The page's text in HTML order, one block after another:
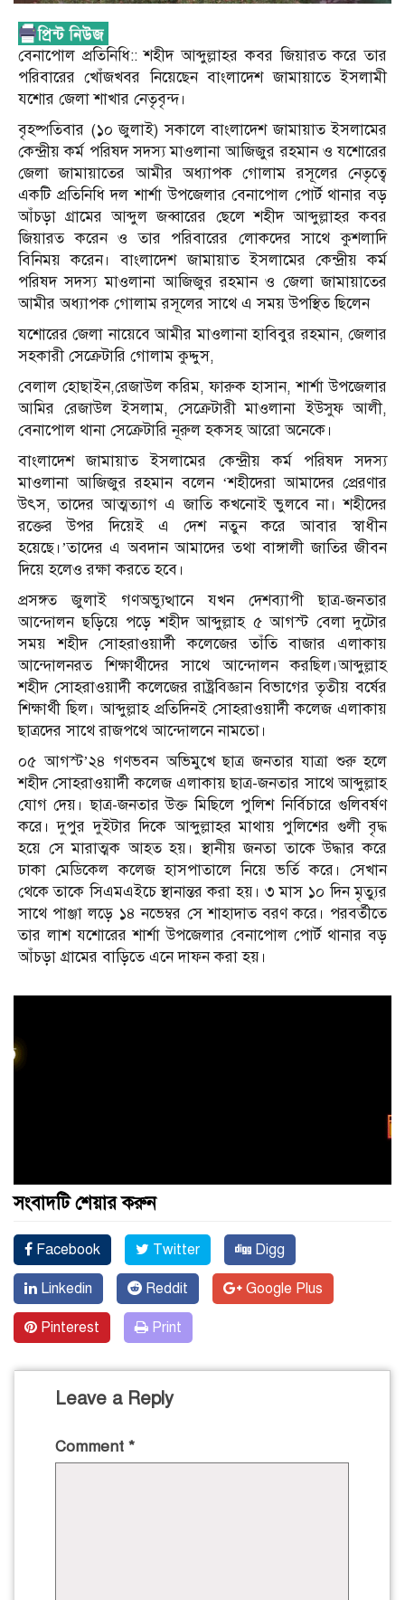
বেনাপোল প্রতিনিধি:: শহীদ আব্দুল্লাহর কবর জিয়ারত করে তার
পরিবারের খোঁজখবর নিয়েছেন বাংলাদেশ জামায়াতে ইসলামী
যশোর জেলা শাখার নেতৃবৃন্দ।
বৃহষ্পতিবার (১০ জুলাই) সকালে বাংলাদেশ জামায়াত ইসলামের
কেন্দ্রীয় কর্ম পরিষদ সদস্য মাওলানা আজিজুর রহমান ও যশোরের
জেলা জামায়াতের আমীর অধ্যাপক গোলাম রসূলের নেতৃত্বে
একটি প্রতিনিধি দল শার্শা উপজেলার বেনাপোল পোর্ট থানার বড়
আঁচড়া গ্রামের আব্দুল জব্বারের ছেলে শহীদ আব্দুল্লাহর কবর
জিয়ারত করেন ও তার পরিবারের লোকদের সাথে কুশলাদি
বিনিময় করেন। বাংলাদেশ জামায়াত ইসলামের কেন্দ্রীয় কর্ম
পরিষদ সদস্য মাওলানা আজিজুর রহমান ও জেলা জামায়াতের
আমীর অধ্যাপক গোলাম রসূলের সাথে এ সময় উপস্থিত ছিলেন
যশোরের জেলা নায়েবে আমীর মাওলানা হাবিবুর রহমান, জেলার
সহকারী সেক্রেটারি গোলাম কুদ্দুস,
বেলাল হোছাইন,রেজাউল করিম, ফারুক হাসান, শার্শা উপজেলার
আমির রেজাউল ইসলাম, সেক্রেটারী মাওলানা ইউসুফ আলী,
বেনাপোল থানা সেক্রেটারি নূরুল হকসহ আরো অনেকে।
বাংলাদেশ জামায়াত ইসলামের কেন্দ্রীয় কর্ম পরিষদ সদস্য
মাওলানা আজিজুর রহমান বলেন ‘শহীদেরা আমাদের প্রেরণার
উৎস, তাদের আত্মত্যাগ এ জাতি কখনোই ভুলবে না। শহীদের
রক্তের উপর দিয়েই এ দেশ নতুন করে আবার স্বাধীন
হয়েছে।’তাদের এ অবদান আমাদের তথা বাঙ্গালী জাতির জীবন
দিয়ে হলেও রক্ষা করতে হবে।
প্রসঙ্গত জুলাই গণঅভ্যুত্থানে যখন দেশব্যাপী ছাত্র-জনতার
আন্দোলন ছড়িয়ে পড়ে শহীদ আব্দুল্লাহ ৫ আগস্ট বেলা দুটোর
সময় শহীদ সোহরাওয়ার্দী কলেজের তাঁতি বাজার এলাকায়
আন্দোলনরত শিক্ষার্থীদের সাথে আন্দোলন করছিল।আব্দুল্লাহ
শহীদ সোহরাওয়ার্দী কলেজের রাষ্ট্রবিজ্ঞান বিভাগের তৃতীয় বর্ষের
শিক্ষার্থী ছিল। আব্দুল্লাহ প্রতিদিনই সোহরাওয়ার্দী কলেজ এলাকায়
ছাত্রদের সাথে রাজপথে আন্দোলনে নামতো।
০৫ আগস্ট’২৪ গণভবন অভিমুখে ছাত্র জনতার যাত্রা শুরু হলে
শহীদ সোহরাওয়ার্দী কলেজ এলাকায় ছাত্র-জনতার সাথে আব্দুল্লাহ
যোগ দেয়। ছাত্র-জনতার উক্ত মিছিলে পুলিশ নির্বিচারে গুলিবর্ষণ
করে। দুপুর দুইটার দিকে আব্দুল্লাহর মাথায় পুলিশের গুলী বৃদ্ধ
হয়ে সে মারাত্মক আহত হয়। স্থানীয় জনতা তাকে উদ্ধার করে
ঢাকা মেডিকেল কলেজ হাসপাতালে নিয়ে ভর্তি করে। সেখান
থেকে তাকে সিএমএইচে স্থানান্তর করা হয়। ৩ মাস ১০ দিন মৃত্যুর
সাথে পাঞ্জা লড়ে ১৪ নভেম্বর সে শাহাদাত বরণ করে। পরবর্তীতে
তার লাশ যশোরের শার্শা উপজেলার বেনাপোল পোর্ট থানার বড়
আঁচড়া গ্রামের বাড়িতে এনে দাফন করা হয়।
সংবাদটি শেয়ার করুন
Facebook Twitter Digg
Linkedin Reddit Google Plus
Pinterest Print
Leave a Reply
Comment *